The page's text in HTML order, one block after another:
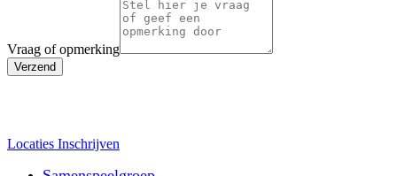
Vraag of opmerking
Verzend
Locaties Inschrijven